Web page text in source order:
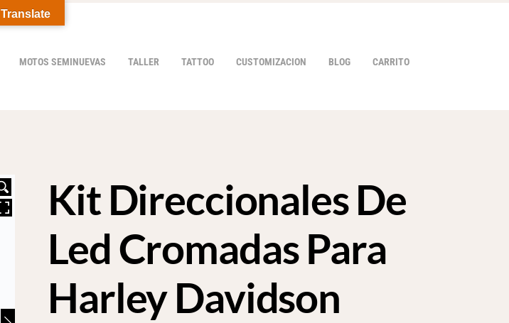
MOTOS SEMINUEVAS TALLER TATTOO CUSTOMIZACION BLOG CARRITO
HOVER
Kit Direccionales De
Led Cromadas Para
Harley Davidson
Translate